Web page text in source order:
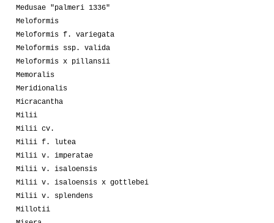
Medusae "palmeri 1336"
Meloformis
Meloformis f. variegata
Meloformis ssp. valida
Meloformis x pillansii
Memoralis
Meridionalis
Micracantha
Milii
Milii cv.
Milii f. lutea
Milii v. imperatae
Milii v. isaloensis
Milii v. isaloensis x gottlebei
Milii v. splendens
Millotii